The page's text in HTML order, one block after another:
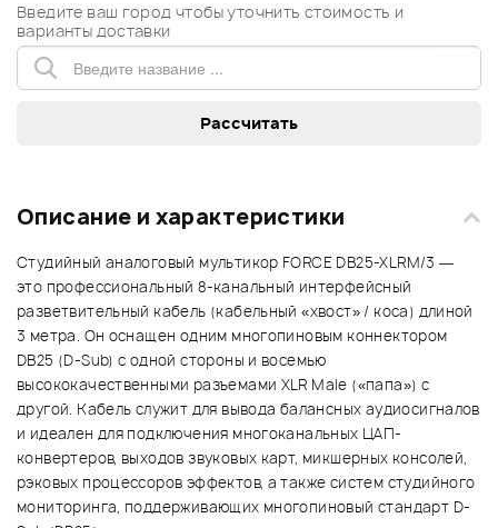
Введите ваш город чтобы уточнить стоимость и
варианты доставки
Описание и характеристики
Студийный аналоговый мультикор FORCE DB25-XLRM/3 —
это профессиональный 8-канальный интерфейсный
разветвительный кабель (кабельный «хвост» / коса) длиной
3 метра. Он оснащен одним многопиновым коннектором
DB25 (D-Sub) с одной стороны и восемью
высококачественными разъемами XLR Male («папа») с
другой. Кабель служит для вывода балансных аудиосигналов
и идеален для подключения многоканальных ЦАП-
конвертеров, выходов звуковых карт, микшерных консолей,
рэковых процессоров эффектов, а также систем студийного
мониторинга, поддерживающих многопиновый стандарт D-